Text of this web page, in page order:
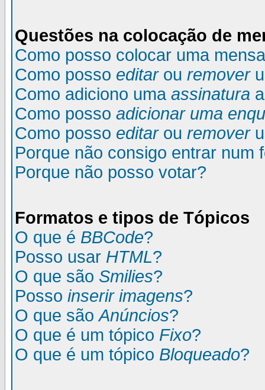
Questões na colocação de
Como posso colocar uma
Como posso editarou remover
Como adiciono uma assinatura
Como posso adicionar uma
Como posso editarou remover
Porque não consigo entrar num
Porque não posso votar?
Formatos e tipos de Tópicos
O que é BBCode?
Posso usar HTML?
O que são Smilies?
Posso inserir imagens?
O que sãoAnúncios?
O que é um tópico Fixo?
O que é um tópico Bloqueado?